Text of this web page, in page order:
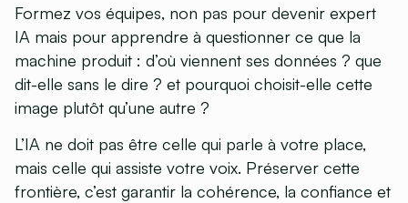
Formez vos équipes, non pas pour devenir expert
IA mais pour apprendre à questionner ce que la
machine produit : d’où viennent ses données ? que
dit-elle sans le dire ? et pourquoi choisit-elle cette
image plutôt qu’une autre ?
L’IA ne doit pas être celle qui parle à votre place,
mais celle qui assiste votre voix. Préserver cette
frontière, c’est garantir la cohérence, la confiance et